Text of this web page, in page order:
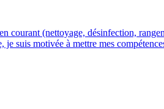
courant (nettoyage, désinfection,
suis motivée à mettre mes